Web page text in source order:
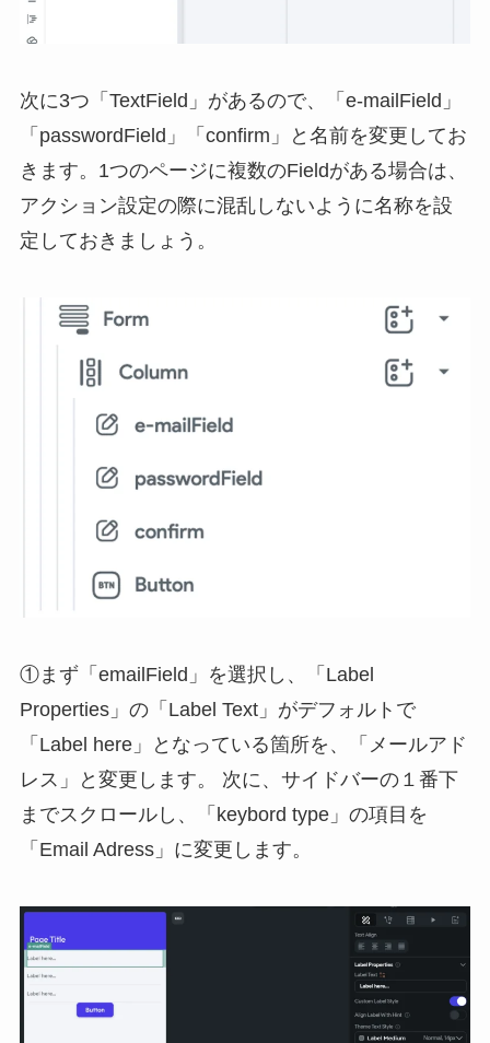
次に3つ「TextField」があるので、「e-mailField」
「passwordField」「confirm」と名前を変更してお
きます。1つのページに複数のFieldがある場合は、
アクション設定の際に混乱しないように名称を設
定しておきましょう。
①まず「emailField」を選択し、「Label
Properties」の「Label Text」がデフォルトで
「Label here」となっている箇所を、「メールアド
レス」と変更します。 次に、サイドバーの１番下
までスクロールし、「keybord type」の項目を
「Email Adress」に変更します。